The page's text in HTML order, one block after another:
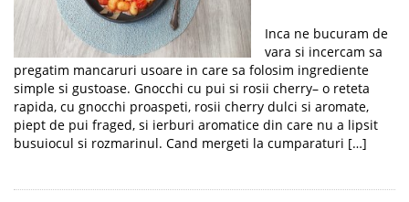
Inca ne bucuram de
vara si incercam sa
pregatim mancaruri usoare in care sa folosim ingrediente
simple si gustoase. Gnocchi cu pui si rosii cherry– o reteta
rapida, cu gnocchi proaspeti, rosii cherry dulci si aromate,
piept de pui fraged, si ierburi aromatice din care nu a lipsit
busuiocul si rozmarinul. Cand mergeti la cumparaturi […]